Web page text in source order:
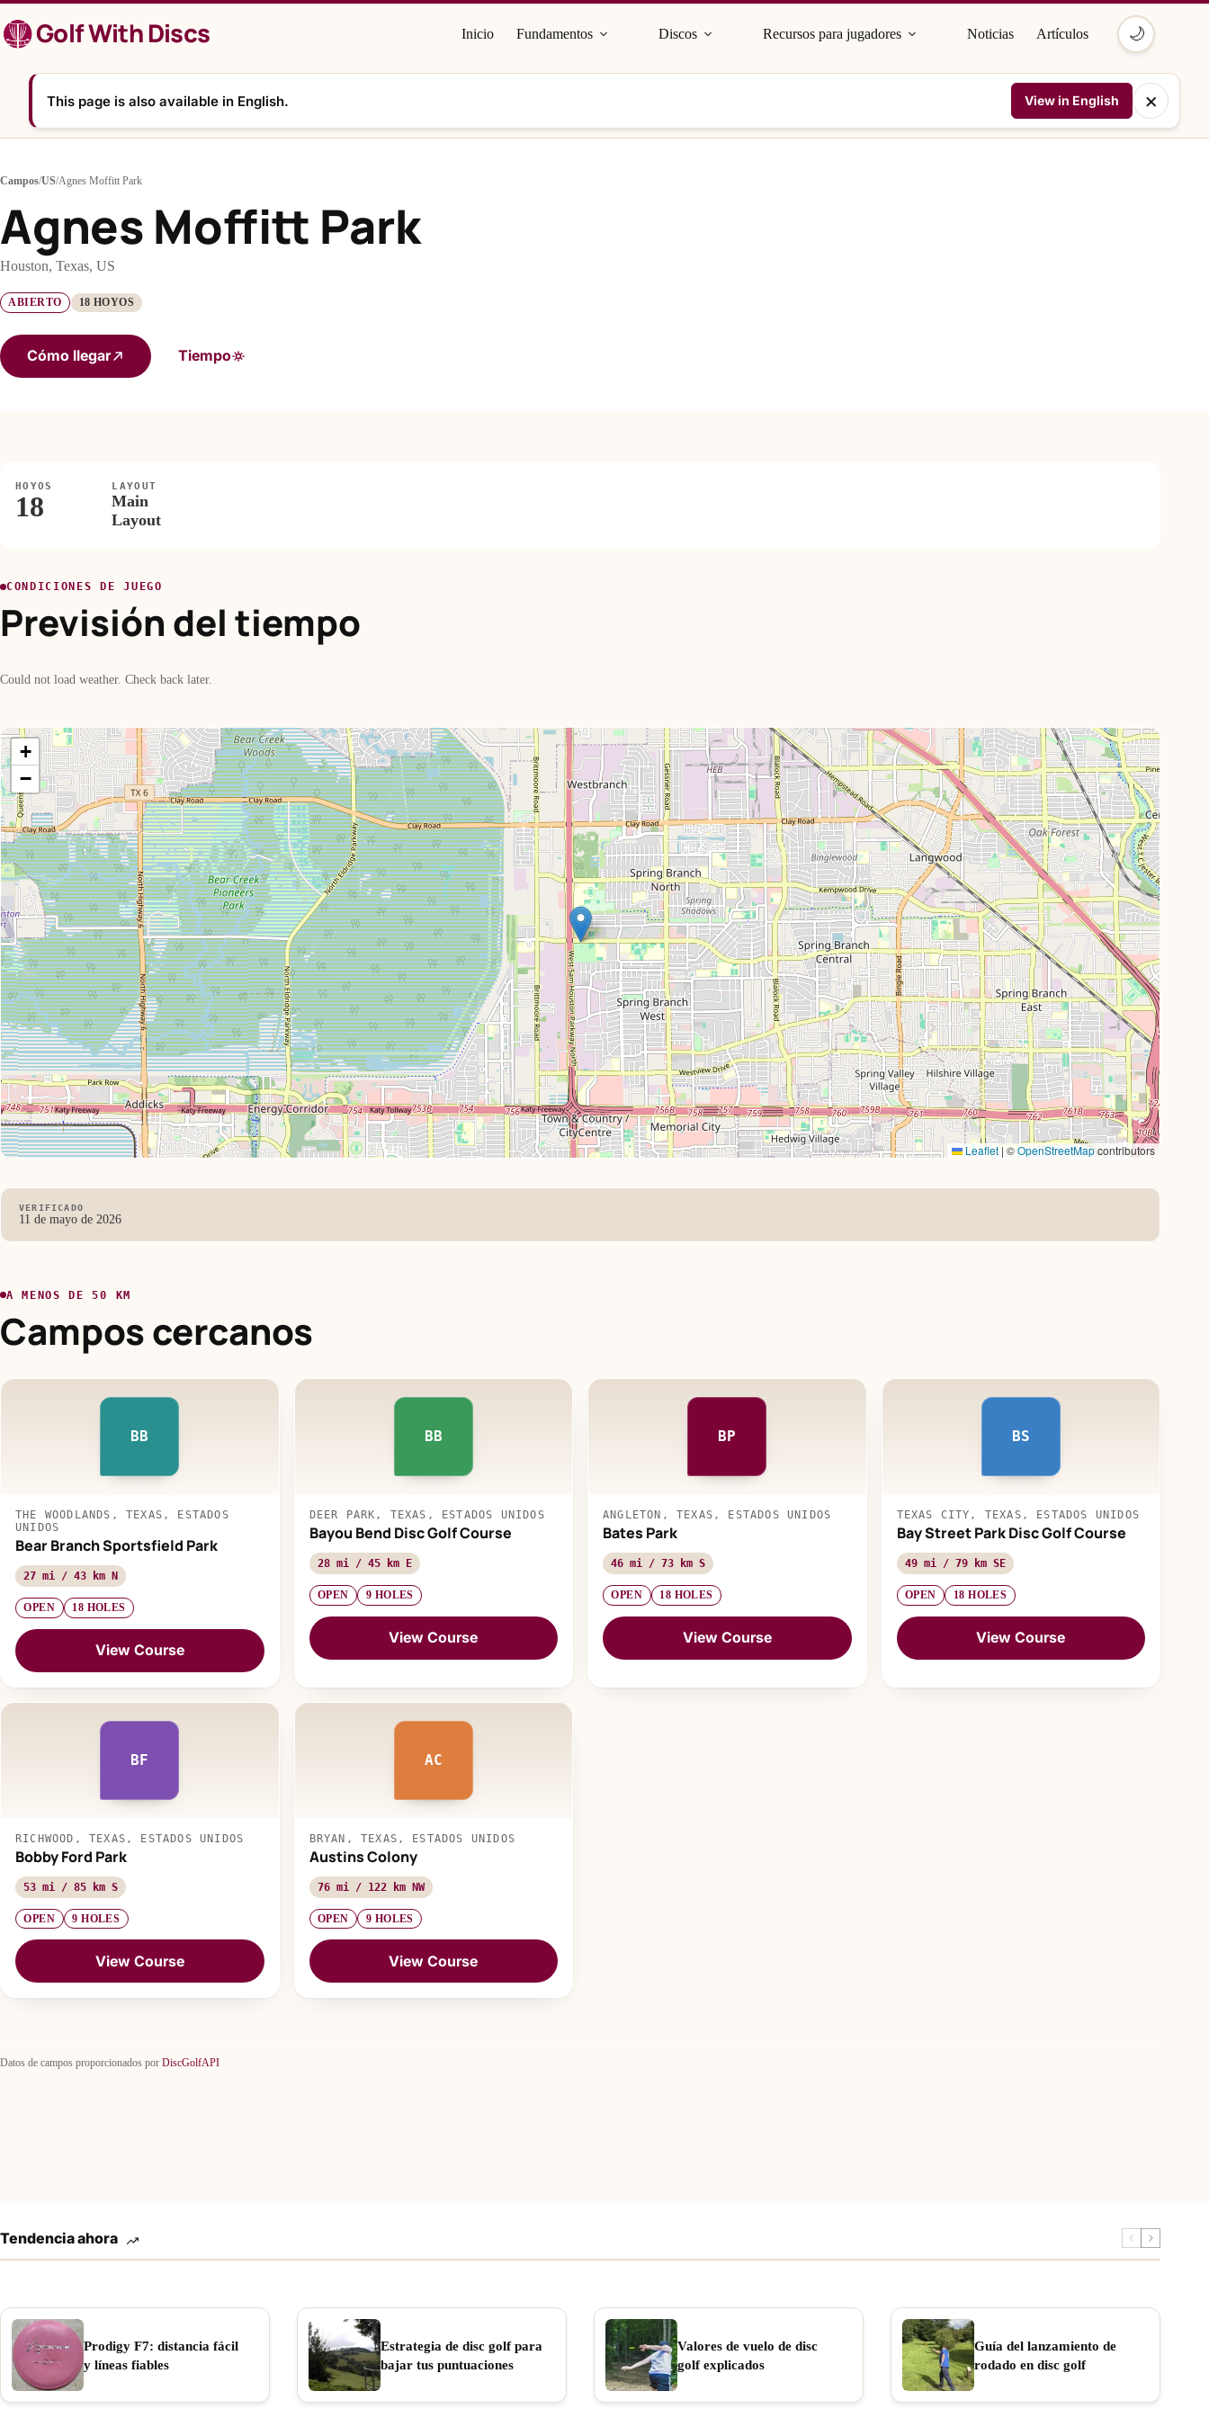
al
contenidoGolf With Discs Inicio Fundamentos Discos Recursos para jugadores Noticias Artículos 🌙
This page is also available in English. View in English ×
Campos/US/Agnes Moffitt Park
Agnes Moffitt Park
Houston, Texas, US
ABIERTO 18 HOYOS
Cómo llegar Tiempo
HOYOS
18
LAYOUT
Main
Layout
CONDICIONES DE JUEGO
Previsión del tiempo
Could not load weather. Check back later.
+
−
Leaflet|©OpenStreetMapcontributors
VERIFICADO
11 de mayo de 2026
A MENOS DE 50 KM
Campos cercanos
BB
THE WOODLANDS, TEXAS, ESTADOS
UNIDOS
Bear Branch Sportsfield Park
27 mi / 43 km N
OPEN 18 HOLES
View Course
BB
DEER PARK, TEXAS, ESTADOS UNIDOS
Bayou Bend Disc Golf Course
28 mi / 45 km E
OPEN 9 HOLES
View Course
BP
ANGLETON, TEXAS, ESTADOS UNIDOS
Bates Park
46 mi / 73 km S
OPEN 18 HOLES
View Course
BS
TEXAS CITY, TEXAS, ESTADOS UNIDOS
Bay Street Park Disc Golf Course
49 mi / 79 km SE
OPEN 18 HOLES
View Course
BF
RICHWOOD, TEXAS, ESTADOS UNIDOS
Bobby Ford Park
53 mi / 85 km S
OPEN 9 HOLES
View Course
AC
BRYAN, TEXAS, ESTADOS UNIDOS
Austins Colony
76 mi / 122 km NW
OPEN 9 HOLES
View Course
Datos de campos proporcionados por DiscGolfAPI
Tendencia ahora
Prodigy F7: distancia fácil
y líneas fiables
Estrategia de disc golf para
bajar tus puntuaciones
Valores de vuelo de disc
golf explicados
Guía del lanzamiento de
rodado en disc golf